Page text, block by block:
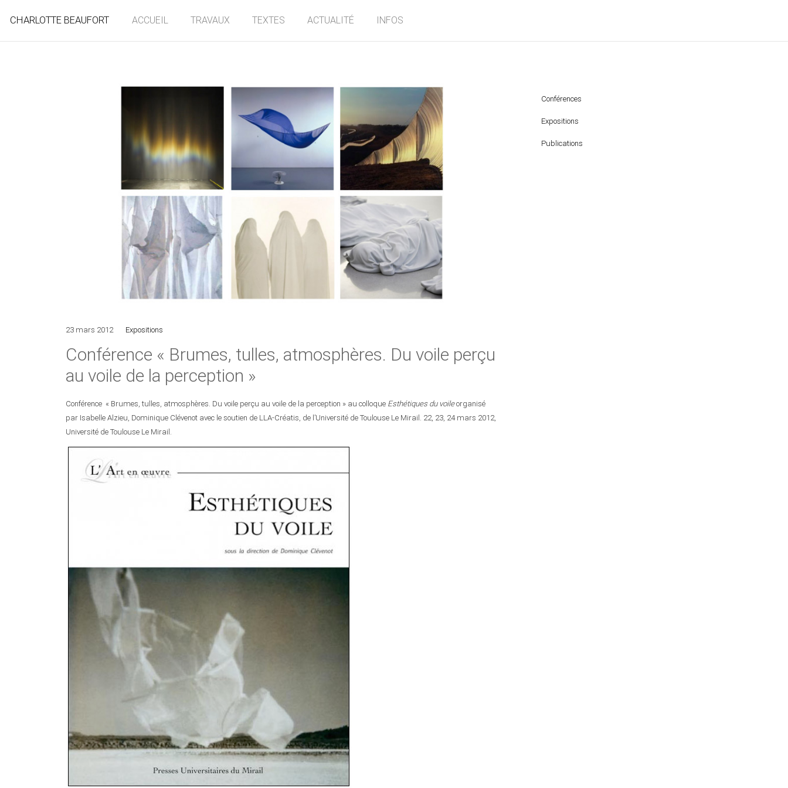
CHARLOTTE BEAUFORT ACCUEIL TRAVAUX TEXTES ACTUALITÉ INFOS
23 mars 2012 Expositions
Conférence « Brumes, tulles, atmosphères. Du voile perçu
au voile de la perception »
Conférence « Brumes, tulles, atmosphères. Du voile perçu au voile de la perception » au colloque Esthétiques du voileorganisé
par Isabelle Alzieu, Dominique Clévenot avec le soutien de LLA-Créatis, de l’Université de Toulouse Le Mirail. 22, 23, 24 mars 2012,
Université de Toulouse Le Mirail.
Conférences
Expositions
Publications